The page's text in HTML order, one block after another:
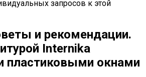
запросов к этой
и рекомендации.
Internika
пластиковыми окнами